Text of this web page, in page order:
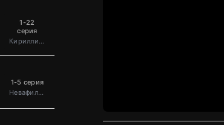
1-22
серия
Кириллица
1-5 серия
Невафильм